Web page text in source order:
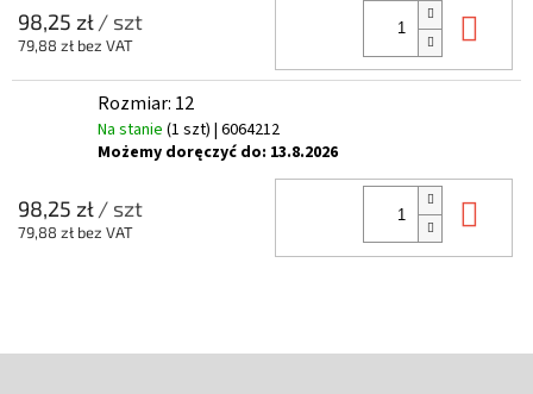
98,25 zł/ szt
79,88 zł bez VAT
Rozmiar: 12
Na stanie (1 szt) | 6064212
Możemy doręczyć do: 13.8.2026
98,25 zł/ szt
79,88 zł bez VAT